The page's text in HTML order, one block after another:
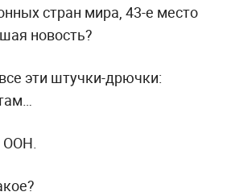
стран мира, 43-е место
новость?
эти штучки-дрючки:
ООН.